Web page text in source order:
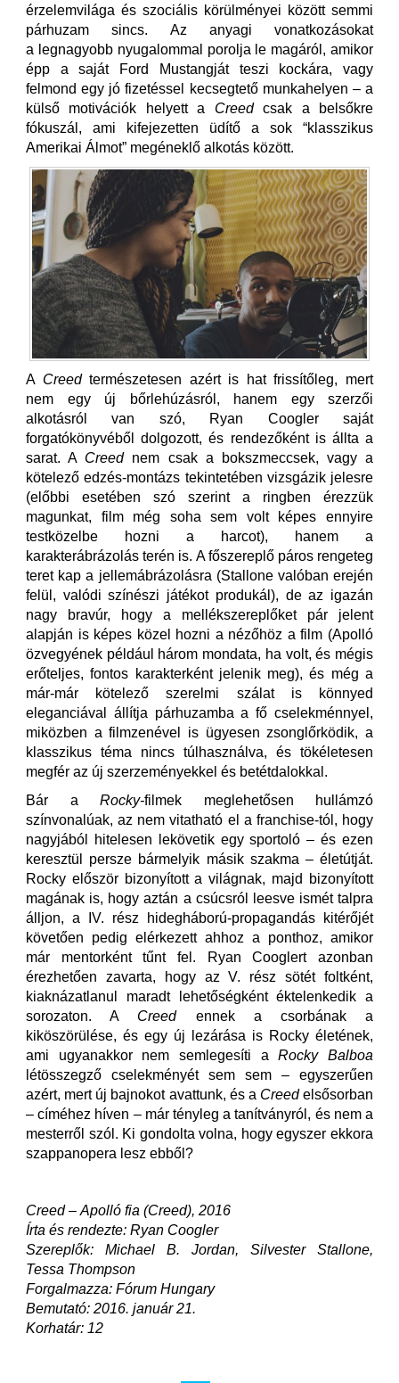
érzelemvilága és szociális körülményei között semmi
párhuzam sincs. Az anyagi vonatkozásokat
a legnagyobb nyugalommal porolja le magáról, amikor
épp a saját Ford Mustangját teszi kockára, vagy
felmond egy jó fizetéssel kecsegtető munkahelyen – a
külső motivációk helyett a Creedcsak a belsőkre
fókuszál, ami kifejezetten üdítő a sok “klasszikus
Amerikai Álmot” megéneklő alkotás között.
A Creedtermészetesen azért is hat frissítőleg, mert
nem egy új bőrlehúzásról, hanem egy szerzői
alkotásról van szó, Ryan Coogler saját
forgatókönyvéből dolgozott, és rendezőként is állta a
sarat. A Creednem csak a bokszmeccsek, vagy a
kötelező edzés-montázs tekintetében vizsgázik jelesre
(előbbi esetében szó szerint a ringben érezzük
magunkat, film még soha sem volt képes ennyire
testközelbe hozni a harcot), hanem a
karakterábrázolás terén is. A főszereplő páros rengeteg
teret kap a jellemábrázolásra (Stallone valóban erején
felül, valódi színészi játékot produkál), de az igazán
nagy bravúr, hogy a mellékszereplőket pár jelent
alapján is képes közel hozni a nézőhöz a film (Apolló
özvegyének például három mondata, ha volt, és mégis
erőteljes, fontos karakterként jelenik meg), és még a
már-már kötelező szerelmi szálat is könnyed
eleganciával állítja párhuzamba a fő cselekménnyel,
miközben a filmzenével is ügyesen zsonglőrködik, a
klasszikus téma nincs túlhasználva, és tökéletesen
megfér az új szerzeményekkel és betétdalokkal.
Bár a Rocky-filmek meglehetősen hullámzó
színvonalúak, az nem vitatható el a franchise-tól, hogy
nagyjából hitelesen lekövetik egy sportoló – és ezen
keresztül persze bármelyik másik szakma – életútját.
Rocky először bizonyított a világnak, majd bizonyított
magának is, hogy aztán a csúcsról leesve ismét talpra
álljon, a IV. rész hidegháború-propagandás kitérőjét
követően pedig elérkezett ahhoz a ponthoz, amikor
már mentorként tűnt fel. Ryan Cooglert azonban
érezhetően zavarta, hogy az V. rész sötét foltként,
kiaknázatlanul maradt lehetőségként éktelenkedik a
sorozaton. A Creedennek a csorbának a
kiköszörülése, és egy új lezárása is Rocky életének,
ami ugyanakkor nem semlegesíti aRocky Balboa
létösszegző cselekményét sem sem – egyszerűen
azért, mert új bajnokot avattunk, és a Creedelsősorban
– címéhez híven – már tényleg a tanítványról, és nem a
mesterről szól. Ki gondolta volna, hogy egyszer ekkora
szappanopera lesz ebből?
Creed – Apolló fia (Creed), 2016
Írta és rendezte: Ryan Coogler
Szereplők: Michael B. Jordan, Silvester Stallone,
Tessa Thompson
Forgalmazza: Fórum Hungary
Bemutató: 2016. január 21.
Korhatár: 12